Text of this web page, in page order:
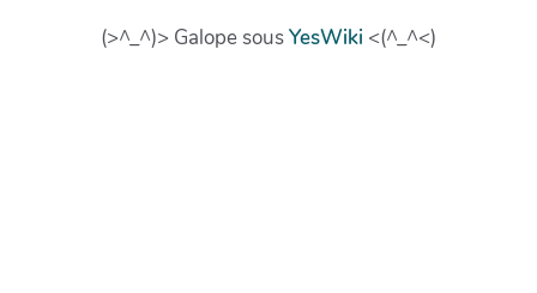
(>^_^)> Galope sousYesWiki <(^_^<)